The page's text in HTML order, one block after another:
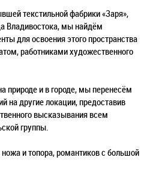
текстильной фабрики «Заря»,
Владивостока, мы найдём
для освоения этого пространства
работниками художественного
природе и в городе, мы перенесём
на другие локации, предоставив
высказывания всем
группы.
и топора, романтиков с большой